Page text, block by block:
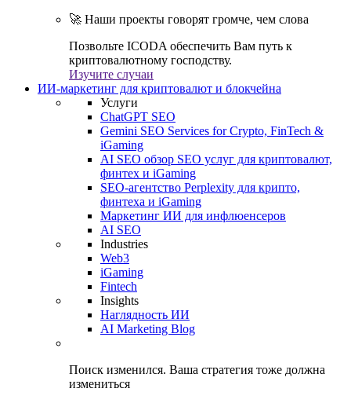
🚀 Наши проекты говорят громче, чем слова
Позвольте ICODA обеспечить Вам путь к
криптовалютному господству.
Изучите случаи
ИИ-маркетинг для криптовалют и блокчейна
Услуги
ChatGPT SEO
Gemini SEO Services for Crypto, FinTech &
iGaming
AI SEO обзор SEO услуг для криптовалют,
финтех и iGaming
SEO-агентство Perplexity для крипто,
финтеха и iGaming
Маркетинг ИИ для инфлюенсеров
AI SEO
Industries
Web3
iGaming
Fintech
Insights
Наглядность ИИ
AI Marketing Blog
Поиск изменился. Ваша стратегия тоже должна
измениться